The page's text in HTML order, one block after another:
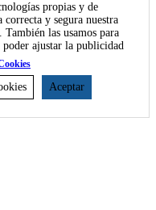
propias y de
correcta y segura nuestra
las usamos para
poder ajustar la publicidad
Aceptar